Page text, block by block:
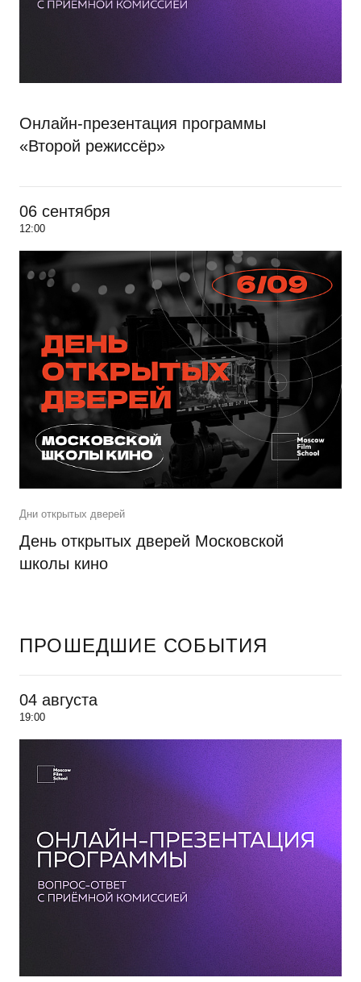
Онлайн-презентация программы
«Второй режиссёр»
06 сентября
12:00
Дни открытых дверей
День открытых дверей Московской
школы кино
ПРОШЕДШИЕ СОБЫТИЯ
04 августа
19:00